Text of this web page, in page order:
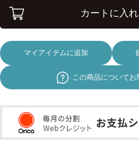
カートに入
マイアイテムに追加
この商品についてお